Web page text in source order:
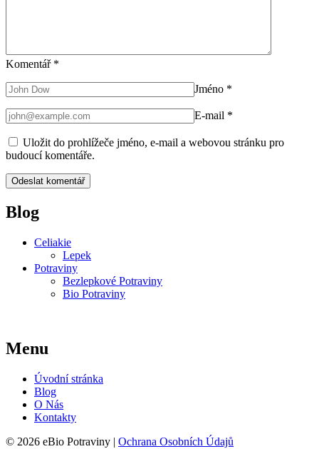
Komentář *
Jméno *
E-mail *
Uložit do prohlížeče jméno, e-mail a webovou stránku pro
budoucí komentáře.
Blog
Celiakie
Lepek
Potraviny
Bezlepkové Potraviny
Bio Potraviny
Menu
Úvodní stránka
Blog
O Nás
Kontakty
© 2026 eBio Potraviny | Ochrana Osobních Údajů